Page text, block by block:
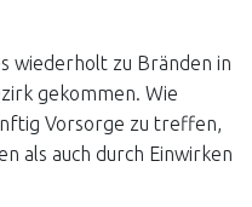
wiederholt zu Bränden in
gekommen. Wie
Vorsorge zu treffen,
als auch durch Einwirken